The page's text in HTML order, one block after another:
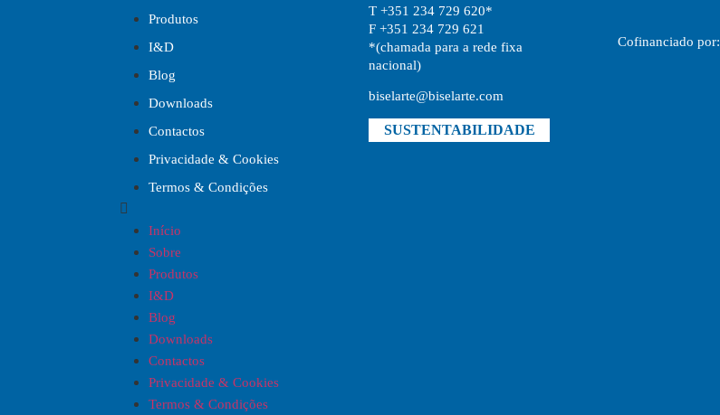
Produtos
I&D
Blog
Downloads
Contactos
Privacidade & Cookies
Termos & Condições
Início
Sobre
Produtos
I&D
Blog
Downloads
Contactos
Privacidade & Cookies
Termos & Condições
T +351 234 729 620*
F +351 234 729 621
*(chamada para a rede fixa
nacional)
biselarte@biselarte.com
SUSTENTABILIDADE
Cofinanciado por: